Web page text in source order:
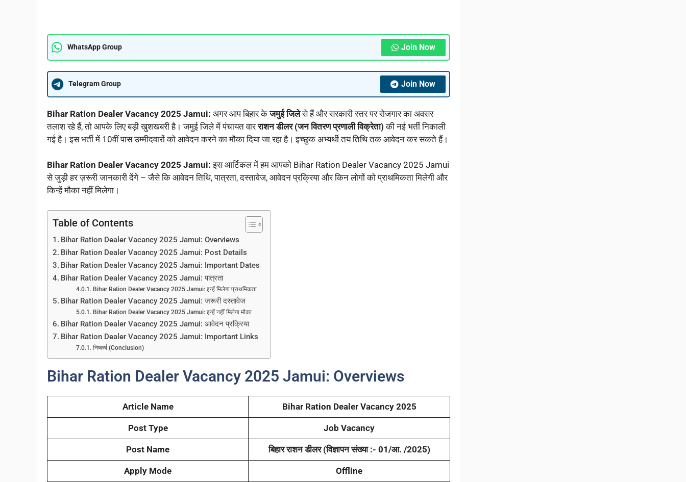
WhatsApp Group Join Now
Telegram Group Join Now
Bihar Ration Dealer Vacancy 2025 Jamui: अगर आप बिहार केजमुई जिलेसे हैं और सरकारी स्तर पर रोजगार का अवसर
तलाश रहे हैं, तो आपके लिए बड़ी खुशखबरी है। जमुई जिले में पंचायत वारराशन डीलर (जन वितरण प्रणाली विक्रेता) की नई भर्ती निकाली
गई है। इस भर्ती में 10वीं पास उम्मीदवारों को आवेदन करने का मौका दिया जा रहा है। इच्छुक अभ्यर्थी तय तिथि तक आवेदन कर सकते हैं।
Bihar Ration Dealer Vacancy 2025 Jamui:इस आर्टिकल में हम आपको Bihar Ration Dealer Vacancy 2025 Jamui
से जुड़ी हर ज़रूरी जानकारी देंगे – जैसे कि आवेदन तिथि, पात्रता, दस्तावेज, आवेदन प्रक्रिया और किन लोगों को प्राथमिकता मिलेगी और
किन्हें मौका नहीं मिलेगा।
Table of Contents
Bihar Ration Dealer Vacancy 2025 Jamui: Overviews
Bihar Ration Dealer Vacancy 2025 Jamui: Post Details
Bihar Ration Dealer Vacancy 2025 Jamui: Important Dates
Bihar Ration Dealer Vacancy 2025 Jamui: पात्रता
Bihar Ration Dealer Vacancy 2025 Jamui: इन्हें मिलेगा प्राथमिकता
Bihar Ration Dealer Vacancy 2025 Jamui: जरूरी दस्तावेज
Bihar Ration Dealer Vacancy 2025 Jamui: इन्हें नहीं मिलेगा मौका
Bihar Ration Dealer Vacancy 2025 Jamui: आवेदन प्रक्रिया
Bihar Ration Dealer Vacancy 2025 Jamui: Important Links
निष्कर्ष (Conclusion)
Bihar Ration Dealer Vacancy 2025 Jamui: Overviews
Article Name Bihar Ration Dealer Vacancy 2025
Post Type Job Vacancy
Post Name बिहार राशन डीलर (विज्ञापन संख्या :- 01/आ. /2025)
Apply Mode Offline